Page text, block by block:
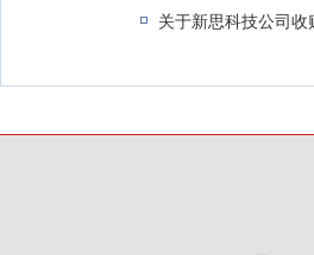
关于新思科技公司